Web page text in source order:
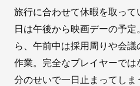
旅行に合わせて休暇を取って
日は午後から映画デーの予
ら、午前中は採用周りや会議
作業。完全なプレイヤーでは
分のせいで一日止まってしま